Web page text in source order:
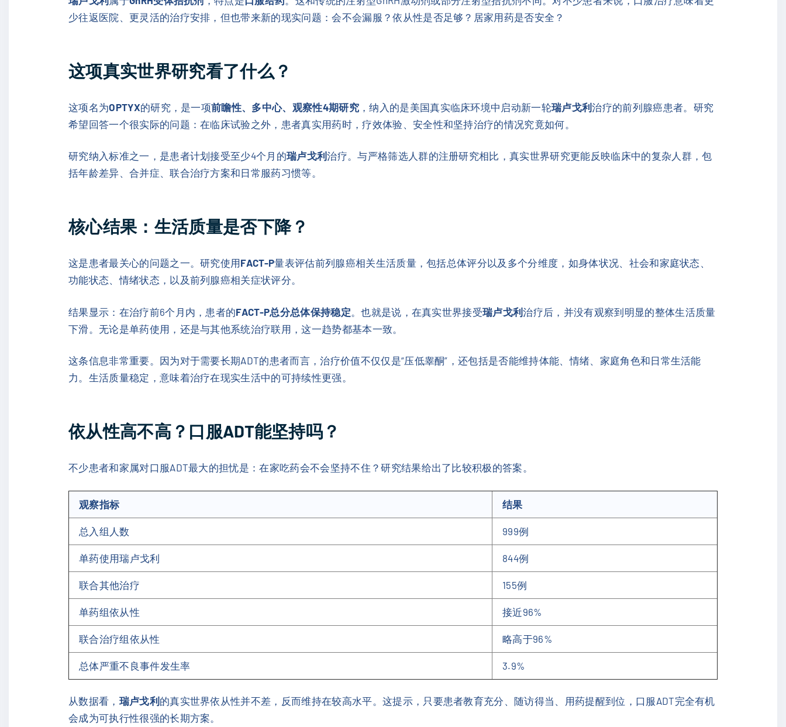
少往返医院、更灵活的治疗安排，但也带来新的现实问题：会不会漏服？依从性是否足够？居家用药是否安全？
这项真实世界研究看了什么？
这项名为OPTYX的研究，是一项前瞻性、多中心、观察性4期研究，纳入的是美国真实临床环境中启动新一轮瑞卢戈利治疗的前列腺癌患者。研究
希望回答一个很实际的问题：在临床试验之外，患者真实用药时，疗效体验、安全性和坚持治疗的情况究竟如何。
研究纳入标准之一，是患者计划接受至少4个月的瑞卢戈利治疗。与严格筛选人群的注册研究相比，真实世界研究更能反映临床中的复杂人群，包
括年龄差异、合并症、联合治疗方案和日常服药习惯等。
核心结果：生活质量是否下降？
这是患者最关心的问题之一。研究使用FACT-P量表评估前列腺癌相关生活质量，包括总体评分以及多个分维度，如身体状况、社会和家庭状态、
功能状态、情绪状态，以及前列腺癌相关症状评分。
结果显示：在治疗前6个月内，患者的FACT-P总分总体保持稳定 。也就是说，在真实世界接受瑞卢戈利治疗后，并没有观察到明显的整体生活质量
下滑。无论是单药使用，还是与其他系统治疗联用，这一趋势都基本一致。
这条信息非常重要。因为对于需要长期ADT的患者而言，治疗价值不仅仅是“压低睾酮”，还包括是否能维持体能、情绪、家庭角色和日常生活能
力。生活质量稳定，意味着治疗在现实生活中的可持续性更强。
依从性高不高？口服ADT能坚持吗？
不少患者和家属对口服ADT最大的担忧是：在家吃药会不会坚持不住？研究结果给出了比较积极的答案。
观察指标 结果
总入组人数 999例
单药使用瑞卢戈利 844例
联合其他治疗 155例
单药组依从性 接近96%
联合治疗组依从性 略高于96%
总体严重不良事件发生率 3.9%
从数据看， 瑞卢戈利 的真实世界依从性并不差，反而维持在较高水平。这提示，只要患者教育充分、随访得当、用药提醒到位，口服ADT完全有机
会成为可执行性很强的长期方案。